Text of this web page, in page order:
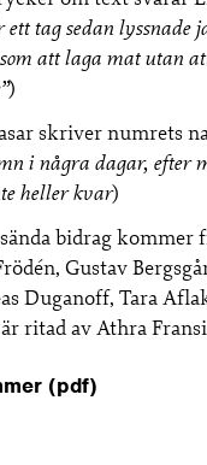
ett tag sedan lyssnade
att laga mat utan
)
skriver numrets
i några dagar, efter
heller kvar)
bidrag kommer
Gustav
Duganoff, Tara
ritad av Athra
(pdf)